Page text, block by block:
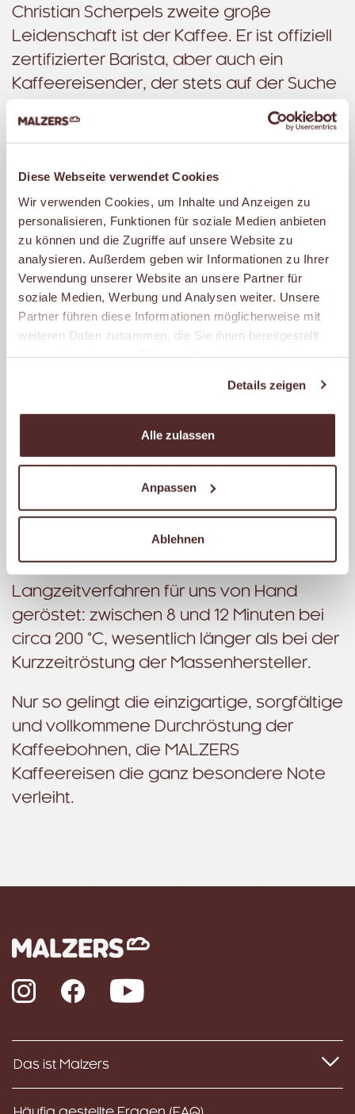
Diese Webseite verwendet Cookies
Wir verwenden Cookies, um Inhalte und Anzeigen zu
personalisieren, Funktionen für soziale Medien anbieten
zu können und die Zugriffe auf unsere Website zu
analysieren. Außerdem geben wir Informationen zu Ihrer
Verwendung unserer Website an unsere Partner für
soziale Medien, Werbung und Analysen weiter. Unsere
Partner führen diese Informationen möglicherweise mit
weiteren Daten zusammen, die Sie ihnen bereitgestellt
Details zeigen
Alle zulassen
Anpassen
Ablehnen
Christian Scherpels zweite große
Leidenschaft ist der Kaffee. Er ist offiziell
zertifizierter Barista, aber auch ein
Kaffeereisender, der stets auf der Suche
Ausbildung zum Bäckermeister zog es ihn
auf der Suche nach richtig gutem Kaffee
in die Welt hinaus.
Er besuchte Cafés und Röstereien, reiste
in den afrikanischen Kaffeegürtel, half bei
der Ernte und sprach mit Kleinbauern und
Großfarmern.
Bei der Suche nach einem Partner für die
MALZERS, seit fünf Generationen
inhabergeführt ist. Dort werden die
MALZERS Kaffeereisen Blends im
Langzeitverfahren für uns von Hand
geröstet: zwischen 8 und 12 Minuten bei
circa 200 °C, wesentlich länger als bei der
Kurzzeitröstung der Massenhersteller.
Nur so gelingt die einzigartige, sorgfältige
und vollkommene Durchröstung der
Kaffeebohnen, die MALZERS
Kaffeereisen die ganz besondere Note
verleiht.
InstagramFacebook YouTube
Das ist Malzers